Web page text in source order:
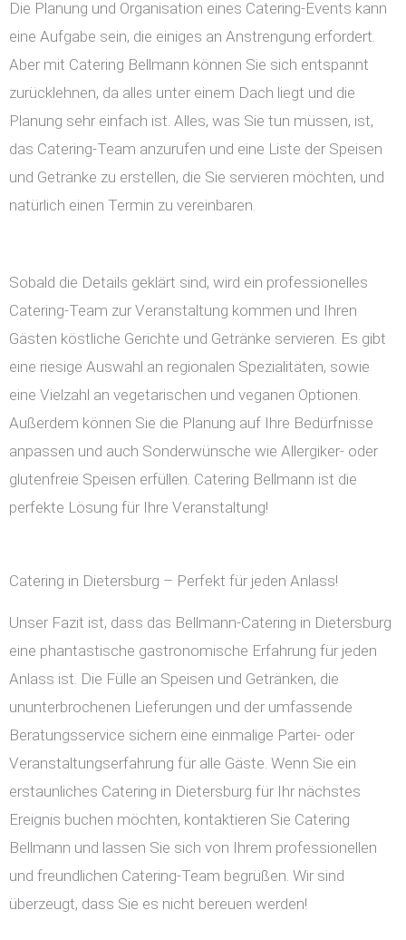
Die Planung und Organisation eines Catering-Events kann
eine Aufgabe sein, die einiges an Anstrengung erfordert.
Aber mit Catering Bellmann können Sie sich entspannt
zurücklehnen, da alles unter einem Dach liegt und die
Planung sehr einfach ist. Alles, was Sie tun müssen, ist,
das Catering-Team anzurufen und eine Liste der Speisen
und Getränke zu erstellen, die Sie servieren möchten, und
natürlich einen Termin zu vereinbaren.
Sobald die Details geklärt sind, wird ein professionelles
Catering-Team zur Veranstaltung kommen und Ihren
Gästen köstliche Gerichte und Getränke servieren. Es gibt
eine riesige Auswahl an regionalen Spezialitäten, sowie
eine Vielzahl an vegetarischen und veganen Optionen.
Außerdem können Sie die Planung auf Ihre Bedürfnisse
anpassen und auch Sonderwünsche wie Allergiker- oder
glutenfreie Speisen erfüllen. Catering Bellmann ist die
perfekte Lösung für Ihre Veranstaltung!
Catering in Dietersburg – Perfekt für jeden Anlass!
Unser Fazit ist, dass das Bellmann-Catering in Dietersburg
eine phantastische gastronomische Erfahrung für jeden
Anlass ist. Die Fülle an Speisen und Getränken, die
ununterbrochenen Lieferungen und der umfassende
Beratungsservice sichern eine einmalige Partei- oder
Veranstaltungserfahrung für alle Gäste. Wenn Sie ein
erstaunliches Catering in Dietersburg für Ihr nächstes
Ereignis buchen möchten, kontaktieren Sie Catering
Bellmann und lassen Sie sich von Ihrem professionellen
und freundlichen Catering-Team begrüßen. Wir sind
überzeugt, dass Sie es nicht bereuen werden!